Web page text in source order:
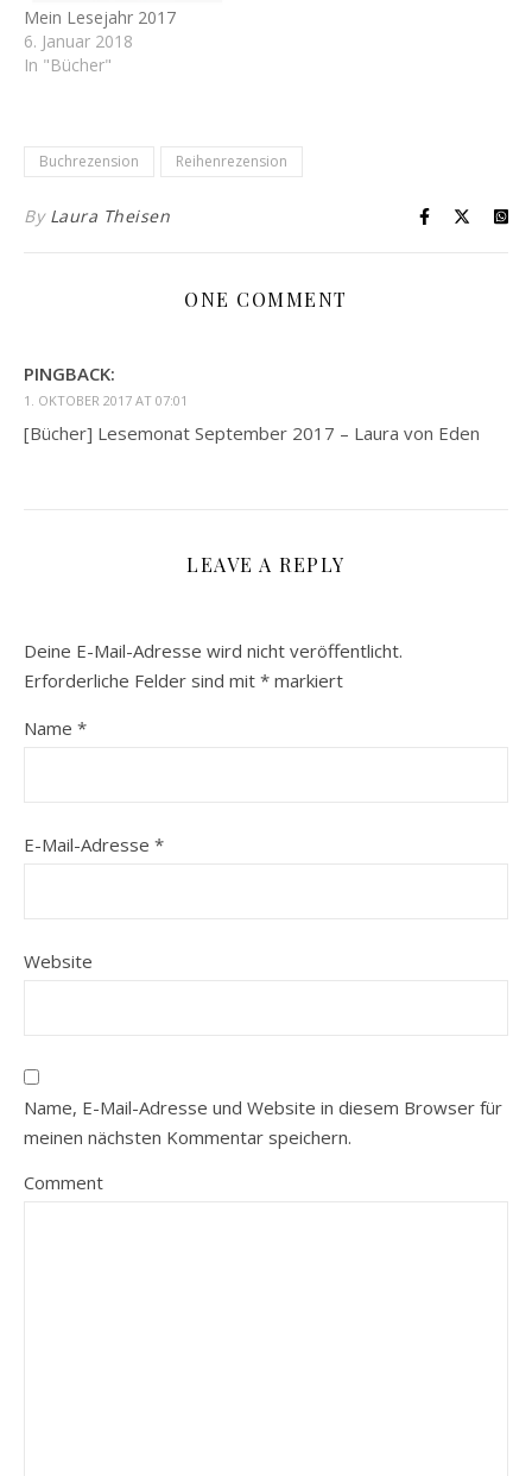
Mein Lesejahr 2017
6. Januar 2018
In "Bücher"
Buchrezension Reihenrezension
By Laura Theisen
ONE COMMENT
PINGBACK:
1. OKTOBER 2017 AT 07:01
[Bücher] Lesemonat September 2017 – Laura von Eden
LEAVE A REPLY
Deine E-Mail-Adresse wird nicht veröffentlicht.
Erforderliche Felder sind mit * markiert
Name *
E-Mail-Adresse *
Website
Name, E-Mail-Adresse und Website in diesem Browser für
meinen nächsten Kommentar speichern.
Comment